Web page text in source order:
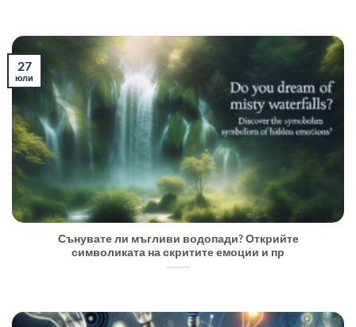
Сънувате ли мъгливи водопади? Открийте
символиката на скритите емоции и пр
27
юли